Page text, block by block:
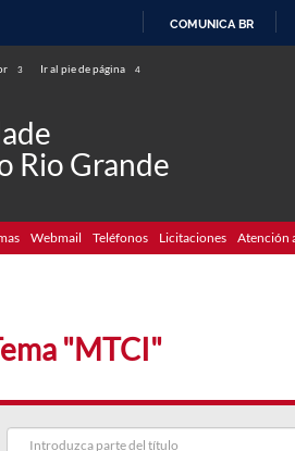
COMUNICA BR
3 Ir al pie de página 4
Rio Grande
Webmail Teléfonos Licitaciones Atención
"MTCI"